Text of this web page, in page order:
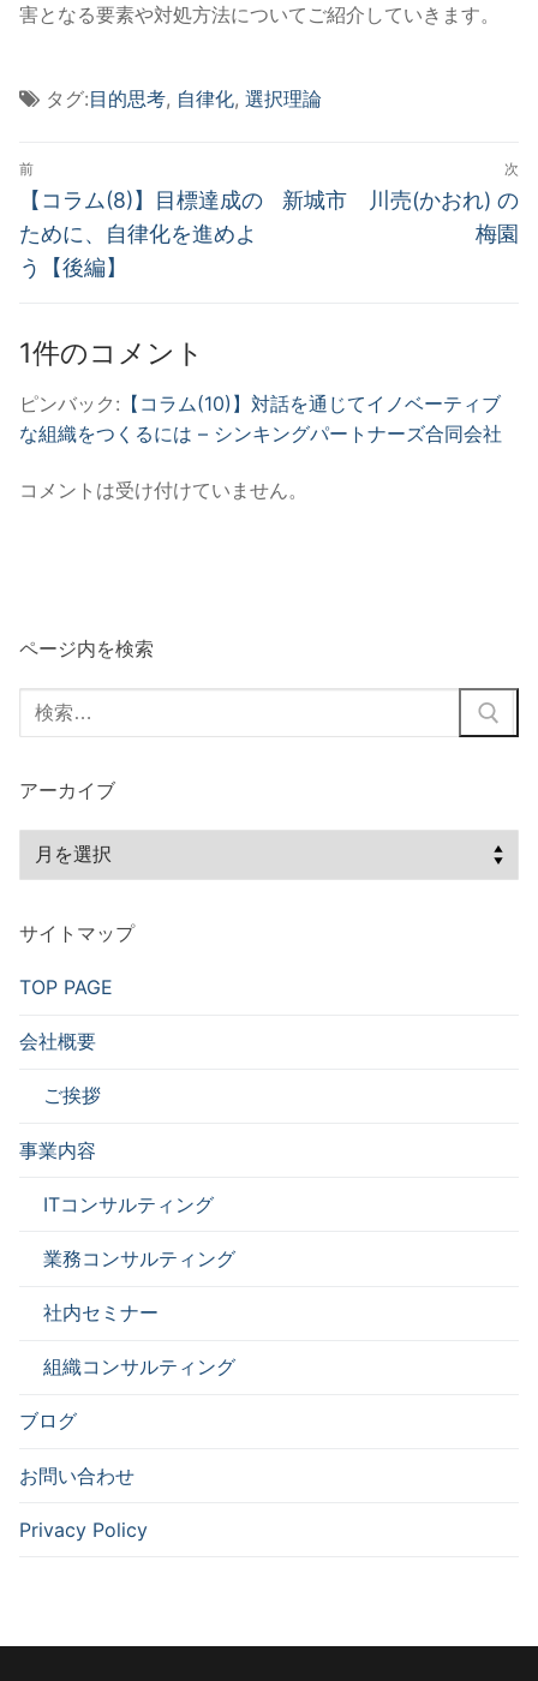
害となる要素や対処方法についてご紹介していきます。
タグ:目的思考, 自律化, 選択理論
投
稿
ナ
ビ
ー
シ
ョ
ン
前
前
の
投
稿:
【コラム(8)】目標達成の
ために、自律化を進めよ
う【後編】
次
次
新城市 川売(かおれ) の
梅園
1件のコメント
ピンバック: 【コラム(10)】対話を通じてイノベーティブ
な組織をつくるには – シンキングパートナーズ合同会社
コメントは受け付けていません。
ページ内を検索
索:
アーカイブ
イ
サイトマップ
TOP PAGE
会社概要
ご挨拶
事業内容
ITコンサルティング
業務コンサルティング
社内セミナー
組織コンサルティング
ブログ
お問い合わせ
Privacy Policy